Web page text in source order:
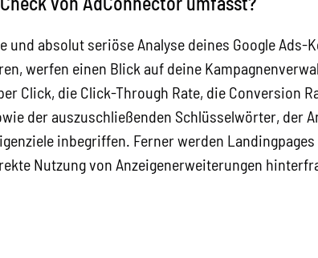
absolut seriöse Analyse deines Google Ads-
werfen einen Blick auf deine
Click, die Click-Through Rate, die Conversion
der auszuschließenden Schlüsselwörter, der
inbegriffen. Ferner werden
Nutzung von Anzeigenerweiterungen